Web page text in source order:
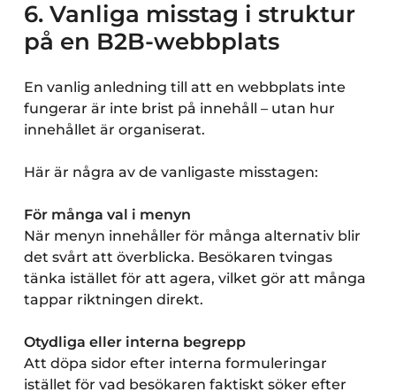
6. Vanliga misstag i struktur
på en B2B-webbplats
En vanlig anledning till att en webbplats inte
fungerar är inte brist på innehåll – utan hur
innehållet är organiserat.
Här är några av de vanligaste misstagen:
För många val i menyn
När menyn innehåller för många alternativ blir
det svårt att överblicka. Besökaren tvingas
tänka istället för att agera, vilket gör att många
tappar riktningen direkt.
Otydliga eller interna begrepp
Att döpa sidor efter interna formuleringar
istället för vad besökaren faktiskt söker efter